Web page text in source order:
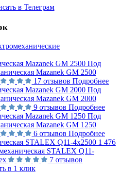
в Телеграм
Под
Mazanek GM 2500
17 отзывов Подробнее
Под
Mazanek GM 2000
9 отзывов Подробнее
Под
Mazanek GM 1250
6 отзывов Подробнее
1 476
STALEX Q11-
7 отзывов
в 1 клик